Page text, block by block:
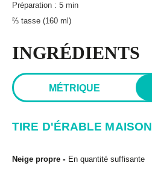
Préparation : 5 min
⅔ tasse (160 ml)
INGRÉDIENTS
MÉTRIQUE
TIRE D'ÉRABLE MAISON
Neige propre - En quantité suffisante
Paméla Rousseau